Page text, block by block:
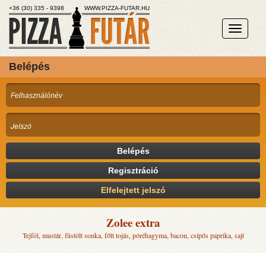
+36 (30) 335 - 9398 WWW.PIZZA-FUTAR.HU
Belépés
Belépés
Regisztráció
Elfelejtett jelszó
Zolee extra
Tejföl, mustár, füstölt sonka, főtt tojás, póréhagyma, bacon, csípős paprika, sajt